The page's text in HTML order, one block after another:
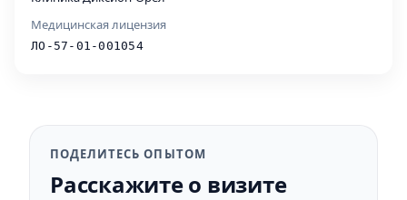
Медицинская лицензия
ЛО-57-01-001054
ПОДЕЛИТЕСЬ ОПЫТОМ
Расскажите о визите